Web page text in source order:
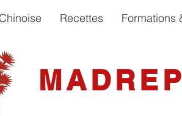
Recettes Formations